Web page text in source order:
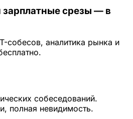
срезы — в
собесов, аналитика рынка и
собеседований.
полная невидимость.